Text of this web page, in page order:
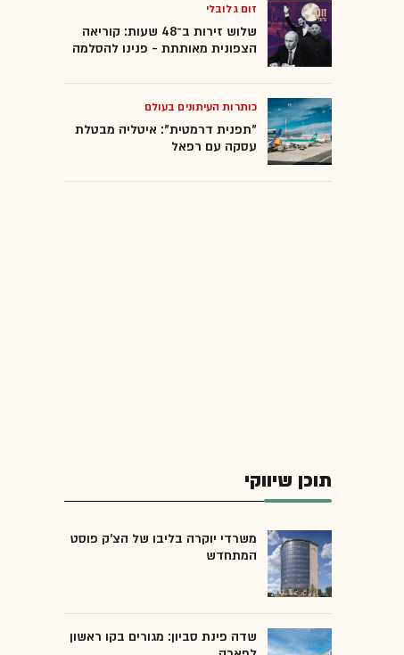
זום גלובלי
שלוש זירות ב־48 שעות: קוריאה
הצפונית מאותתת - פנינו להסלמה
כותרות העיתונים בעולם
"תפנית דרמטית": איטליה מבטלת
עסקה עם רפאל
תוכן שיווקי
משרדי יוקרה בליבו של הצ'ק פוסט
המתחדש
שדה פינת סביון: מגורים בקו ראשון